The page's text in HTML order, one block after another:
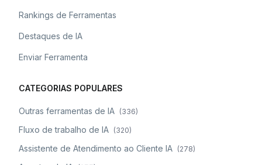
Rankings de Ferramentas
Destaques de IA
Enviar Ferramenta
CATEGORIAS POPULARES
Outras ferramentas de IA (336)
Fluxo de trabalho de IA (320)
Assistente de Atendimento ao Cliente IA (278)